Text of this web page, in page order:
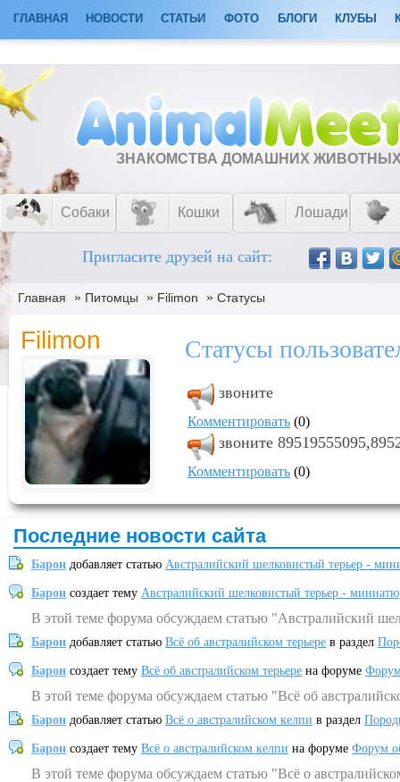
ГЛАВНАЯ НОВОСТИ СТАТЬИ ФОТО БЛОГИ КЛУБЫ
ЗНАКОМСТВА ДОМАШНИХ
Собаки Кошки Лошади
Пригласите друзей на сайт:
Главная » Питомцы » Filimon » Статусы
Filimon Статусы
звоните
Комментировать (0)
звоните
Комментировать (0)
Последние новости сайта
Барон добавляет статью Австралийский шелковистый терьер -
Барон создает тему Австралийский шелковистый терьер -
В этой теме форума обсуждаем статью "Австралийский
Барон добавляет статью Всё об австралийском терьере в раздел
Барон создает тему Всё об австралийском терьере на форуме
В этой теме форума обсуждаем статью "Всё об
Барон добавляет статью Всё о австралийском келпи в раздел
Барон создает тему Всё о австралийском келпи на форуме Форум
В этой теме форума обсуждаем статью "Всё о